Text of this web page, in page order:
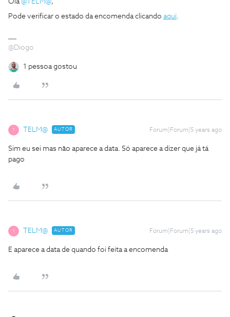
Olá@TELM@,
Pode verificar o estado da encomenda clicando aqui.
@Diogo
1 pessoa gostou
T TELM@ AUTOR Forum|Forum|5 years ago
Sim eu sei mas não aparece a data. Só aparece a dizer que já tá
pago
T TELM@ AUTOR Forum|Forum|5 years ago
E aparece a data de quando foi feita a encomenda